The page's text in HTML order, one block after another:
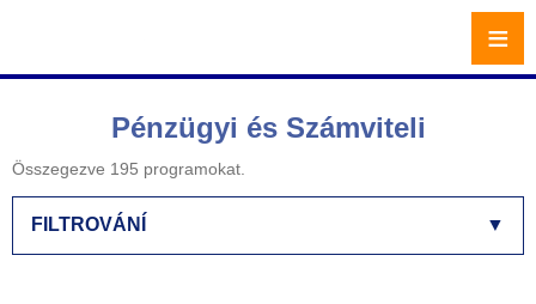
Pénzügyi és Számviteli
Összegezve 195 programokat.
▼
FILTROVÁNÍ
≡